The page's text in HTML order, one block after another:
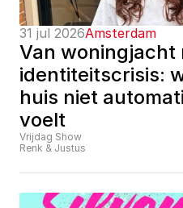
31 jul 2026Amsterdam
Van woningjacht
identiteitscrisis:
huis niet
voelt
Vrijdag Show
Renk & Justus